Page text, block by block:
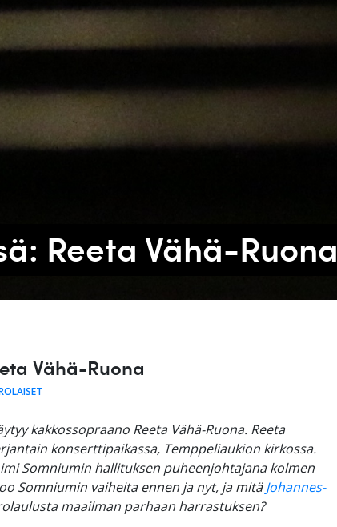
Reeta Vähä-Ruona
Vähä-Ruona
kakkossopraano Reeta Vähä-Ruona. Reeta
konserttipaikassa, Temppeliaukion kirkossa.
Somniumin hallituksen puheenjohtajana kolmen
Somniumin vaiheita ennen ja nyt, ja mitäJohannes-
maailman parhaan harrastuksen?